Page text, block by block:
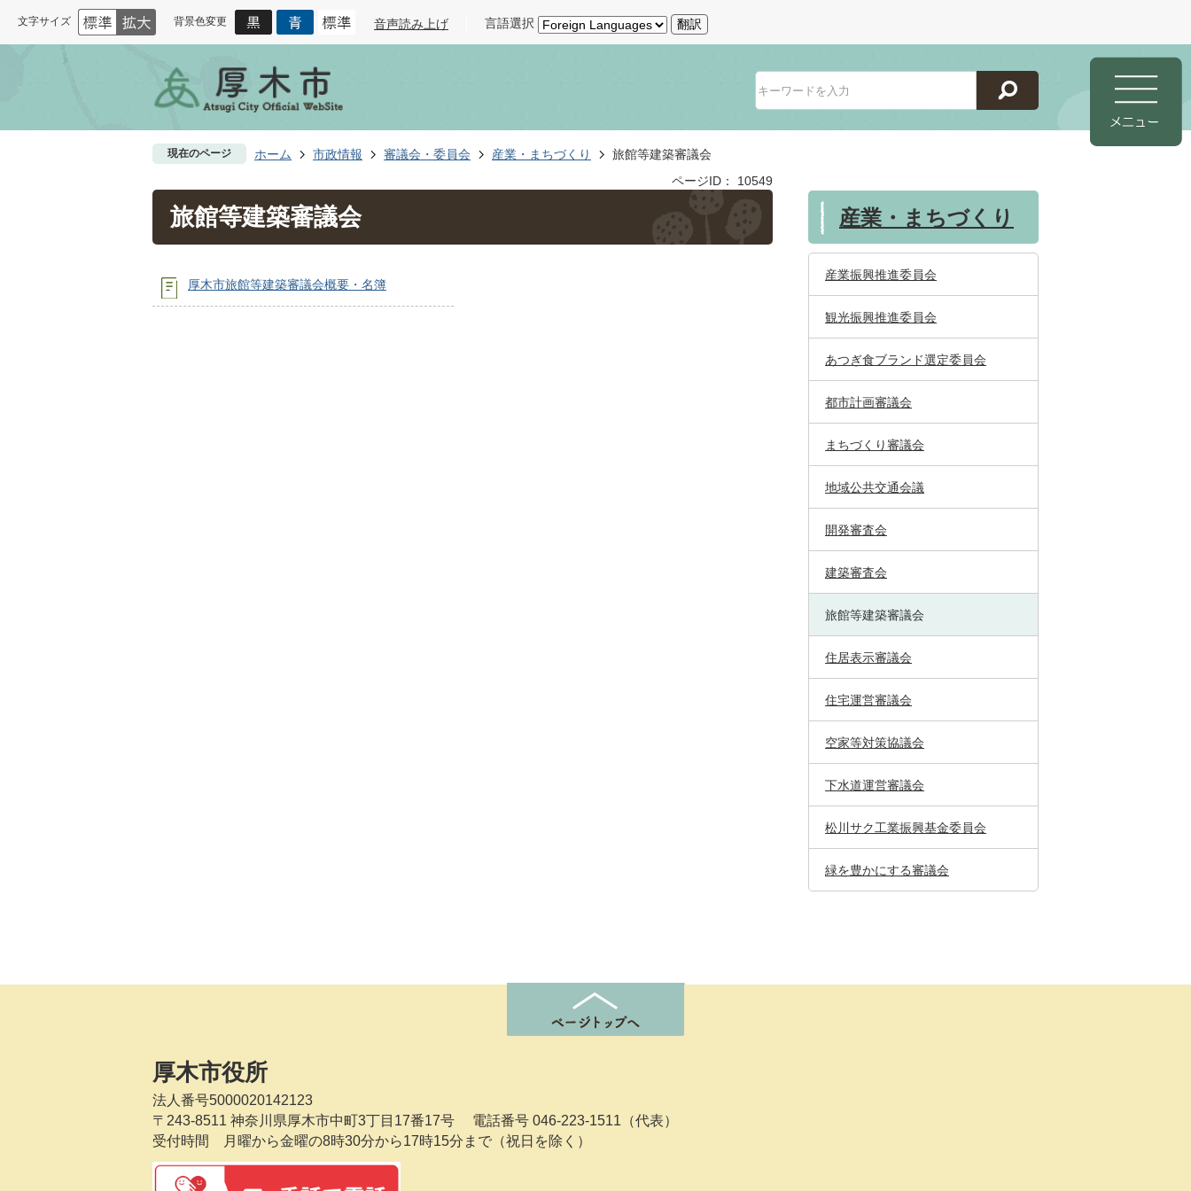
文字サイズ 背景色変更 音声読み上げ 言語選択 翻訳
現在のページ ホーム 市政情報 審議会・委員会 産業・まちづくり
旅館等建築審議会
ページID：
10549
旅館等建築審議会
厚木市旅館等建築審議会概要・名簿
産業・まちづくり
産業振興推進委員会
観光振興推進委員会
あつぎ食ブランド選定委員会
都市計画審議会
まちづくり審議会
地域公共交通会議
開発審査会
建築審査会
旅館等建築審議会
住居表示審議会
住宅運営審議会
空家等対策協議会
下水道運営審議会
松川サク工業振興基金委員会
緑を豊かにする審議会
厚木市役所
法人番号5000020142123
〒243-8511 神奈川県厚木市中町3丁目17番17号
電話番号 046-223-1511（代表）
受付時間 月曜から金曜の8時30分から17時15分まで（祝日を除く）